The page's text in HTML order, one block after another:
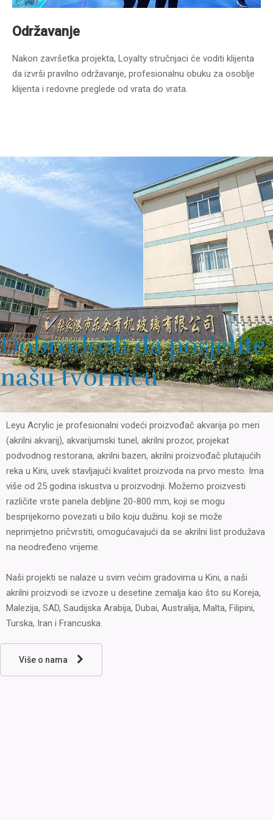
Održavanje
Nakon završetka projekta, Loyalty stručnjaci će voditi klijenta
da izvrši pravilno održavanje, profesionalnu obuku za osoblje
klijenta i redovne preglede od vrata do vrata.
Dobrodošli da posjetite
našu tvornicu
Leyu Acrylic je profesionalni vodeći proizvođač akvarija po meri
(akrilni akvarij), akvarijumski tunel, akrilni prozor, projekat
podvodnog restorana, akrilni bazen, akrilni proizvođač plutajućih
reka u Kini, uvek stavljajući kvalitet proizvoda na prvo mesto. Ima
više od 25 godina iskustva u proizvodnji. Možemo proizvesti
različite vrste panela debljine 20-800 mm, koji se mogu
besprijekorno povezati u bilo koju dužinu. koji se može
neprimjetno pričvrstiti, omogućavajući da se akrilni list produžava
na neodređeno vrijeme.
Naši projekti se nalaze u svim većim gradovima u Kini, a naši
akrilni proizvodi se izvoze u desetine zemalja kao što su Koreja,
Malezija, SAD, Saudijska Arabija, Dubai, Australija, Malta, Filipini,
Turska, Iran i Francuska.
Više o nama